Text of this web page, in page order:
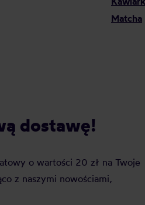
Matcha
dostawę!
o wartości 20 zł na Twoje
z naszymi nowościami,